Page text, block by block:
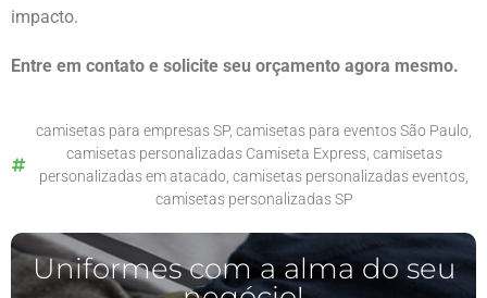
impacto.
Entre em contato e solicite seu orçamento agora mesmo.
camisetas para empresas SP, camisetas para eventos São Paulo,
camisetas personalizadas Camiseta Express, camisetas
personalizadas em atacado, camisetas personalizadas eventos,
camisetas personalizadas SP
Uniformes com a alma do seu